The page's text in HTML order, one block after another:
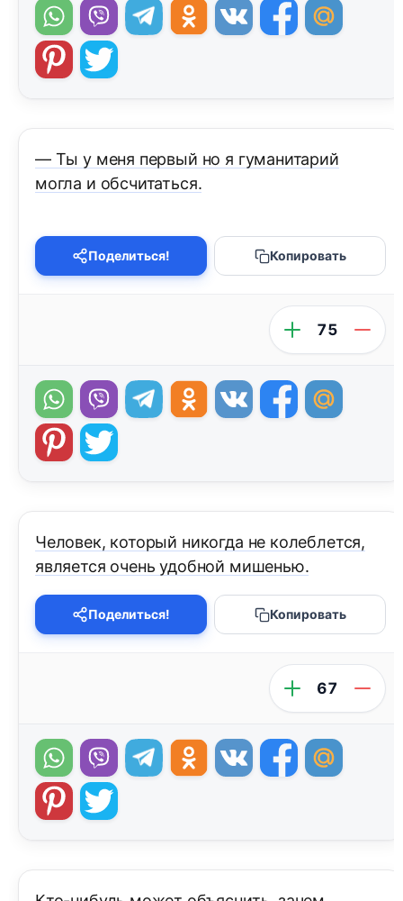
— Ты у меня первый но я гуманитарий
могла и обсчитаться.
Поделиться! Копировать
75
Человек, который никогда не колеблется,
является очень удобной мишенью.
Поделиться! Копировать
67